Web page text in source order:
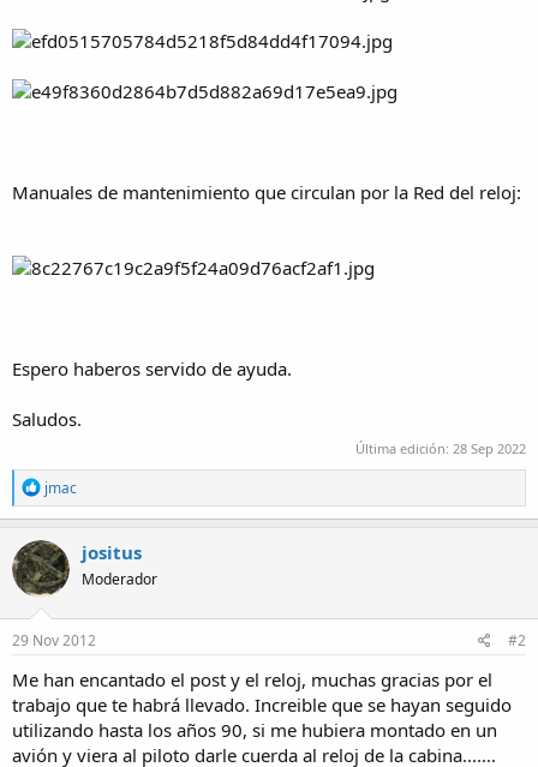
Manuales de mantenimiento que circulan por la Red del reloj:
Espero haberos servido de ayuda.
Saludos.
Última edición: 28 Sep 2022
R
e
a
c
t
i
o
n
s
jmac
jositus
Moderador
29 Nov 2012 #2
Me han encantado el post y el reloj, muchas gracias por el
trabajo que te habrá llevado. Increible que se hayan seguido
utilizando hasta los años 90, si me hubiera montado en un
avión y viera al piloto darle cuerda al reloj de la cabina.......